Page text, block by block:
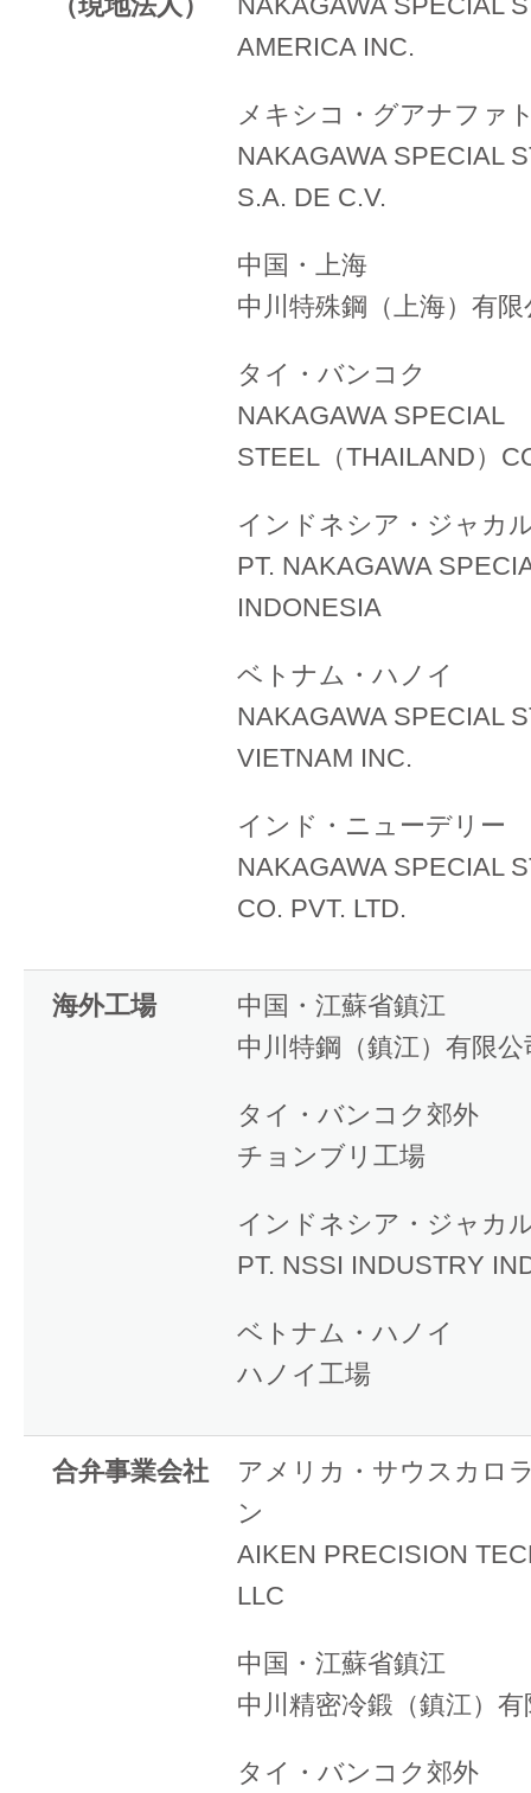
AMERICA INC.
メキシコ・グアナファ
NAKAGAWA SPECIAL
S.A. DE C.V.
中国・上海
中川特殊鋼（上海）有限
タイ・バンコク
NAKAGAWA SPECIAL
STEEL（THAILAND）
インドネシア・ジャカ
PT. NAKAGAWA
INDONESIA
ベトナム・ハノイ
NAKAGAWA SPECIAL
VIETNAM INC.
インド・ニューデリー
NAKAGAWA SPECIAL
CO. PVT. LTD.
海外工場
中国・江蘇省鎮江
中川特鋼（鎮江）有限公
タイ・バンコク郊外
チョンブリ工場
インドネシア・ジャカ
PT. NSSI INDUSTRY
ベトナム・ハノイ
ハノイ工場
合弁事業会社
アメリカ・サウスカロ
ン
AIKEN PRECISION
LLC
中国・江蘇省鎮江
中川精密冷鍛（鎮江）有
タイ・バンコク郊外